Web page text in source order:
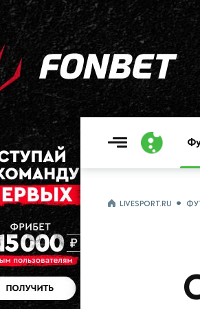
LIVESPORT.RU